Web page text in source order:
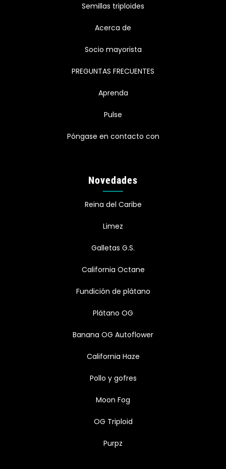
Semillas triploides
Acerca de
Socio mayorista
PREGUNTAS FRECUENTES
Aprenda
Pulse
Póngase en contacto con
Novedades
Reina del Caribe
Limez
Galletas G.S.
California Octane
Fundición de plátano
Plátano OG
Banana OG Autoflower
California Haze
Pollo y gofres
Moon Fog
OG Triploid
Purpz